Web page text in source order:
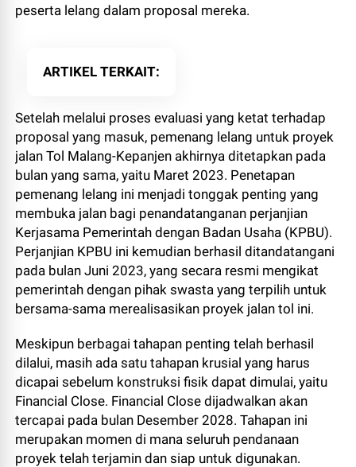
peserta lelang dalam proposal mereka.
ARTIKEL TERKAIT
Setelah melalui proses evaluasi yang ketat terhadap
proposal yang masuk, pemenang lelang untuk proyek
jalan Tol Malang-Kepanjen akhirnya ditetapkan pada
bulan yang sama, yaitu Maret 2023. Penetapan
pemenang lelang ini menjadi tonggak penting yang
membuka jalan bagi penandatanganan perjanjian
Kerjasama Pemerintah dengan Badan Usaha (KPBU).
Perjanjian KPBU ini kemudian berhasil ditandatangani
pada bulan Juni 2023, yang secara resmi mengikat
pemerintah dengan pihak swasta yang terpilih untuk
bersama-sama merealisasikan proyek jalan tol ini.
Meskipun berbagai tahapan penting telah berhasil
dilalui, masih ada satu tahapan krusial yang harus
dicapai sebelum konstruksi fisik dapat dimulai, yaitu
Financial Close. Financial Close dijadwalkan akan
tercapai pada bulan Desember 2028. Tahapan ini
merupakan momen di mana seluruh pendanaan
proyek telah terjamin dan siap untuk digunakan.